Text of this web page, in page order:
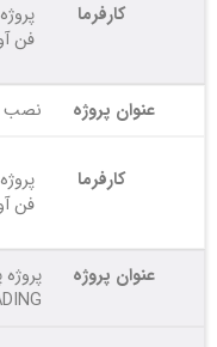
کارفرما
فن
عنوان پروژه نصب
کارفرما
فن
عنوان پروژه